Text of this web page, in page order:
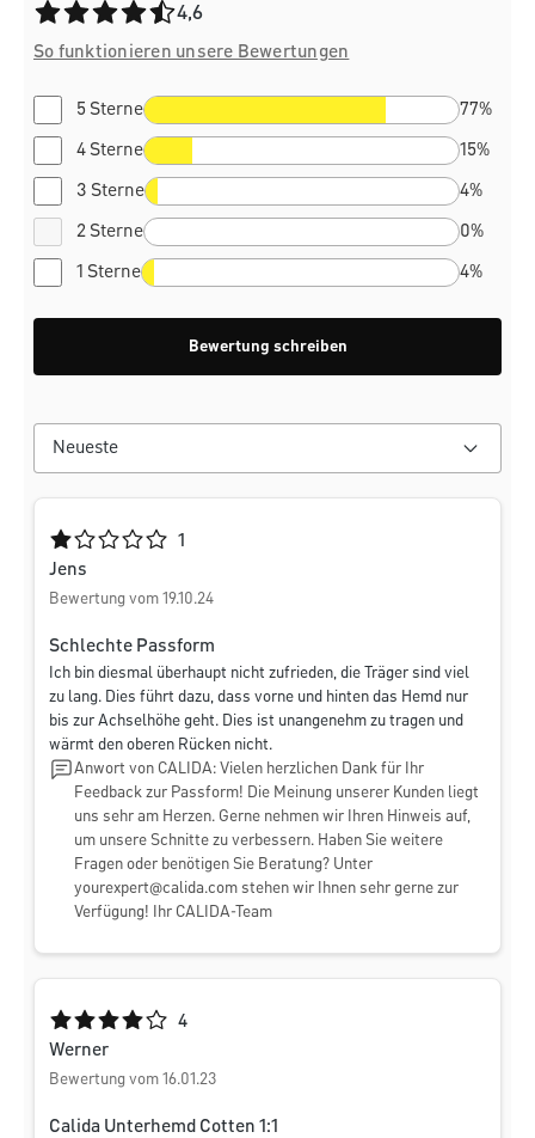
Durchschnittliche Bewertung von 4.6 von 5 Sternen
4,6
So funktionieren unsere Bewertungen
5 Sterne 77%
4 Sterne 15%
3 Sterne 4%
2 Sterne 0%
1 Sterne 4%
Bewertung schreiben
Durchschnittliche Bewertung von 1 von 5 Sternen
1
Jens
Bewertung vom 19.10.24
Schlechte Passform
Ich bin diesmal überhaupt nicht zufrieden, die Träger sind viel
zu lang. Dies führt dazu, dass vorne und hinten das Hemd nur
bis zur Achselhöhe geht. Dies ist unangenehm zu tragen und
wärmt den oberen Rücken nicht.
Anwort von CALIDA: Vielen herzlichen Dank für Ihr
Feedback zur Passform! Die Meinung unserer Kunden liegt
uns sehr am Herzen. Gerne nehmen wir Ihren Hinweis auf,
um unsere Schnitte zu verbessern. Haben Sie weitere
Fragen oder benötigen Sie Beratung? Unter
yourexpert@calida.com stehen wir Ihnen sehr gerne zur
Verfügung! Ihr CALIDA-Team
Durchschnittliche Bewertung von 4 von 5 Sternen
4
Werner
Bewertung vom 16.01.23
Calida Unterhemd Cotten 1:1